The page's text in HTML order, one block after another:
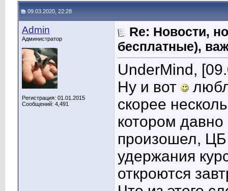
09.03.2020, 22:28
Admin
Администратор
Регистрация: 01.01.2015
Сообщений: 4,491
Re: Новости,
бесплатные),
UnderMind,
Ну и вот
скорее
котором
произошел,
удержания
откроются